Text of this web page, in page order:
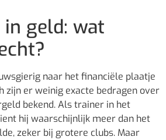
geld: wat
naar het financiële plaatje
zijn er weinig exacte bedragen over
bekend. Als trainer in het
hij waarschijnlijk meer dan het
zeker bij grotere clubs. Maar